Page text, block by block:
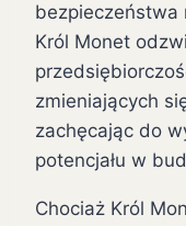
bezpieczeństwa
Król Monet
zmieniających
zachęcając do
potencjału w
Chociaż Król